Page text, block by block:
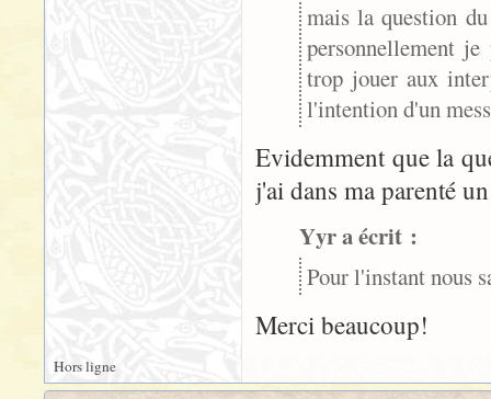
mais la question
personnellement
trop jouer aux
l'intention d'un
Evidemment que la
j'ai dans ma parenté
Yyr a écrit :
Pour l'instant nous
Merci beaucoup!
Hors ligne